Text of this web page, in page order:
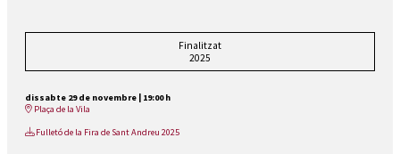
Finalitzat
2025
dissabte 29 de novembre
19:00 h
Plaça de la Vila
Fulletó de la Fira de Sant Andreu 2025